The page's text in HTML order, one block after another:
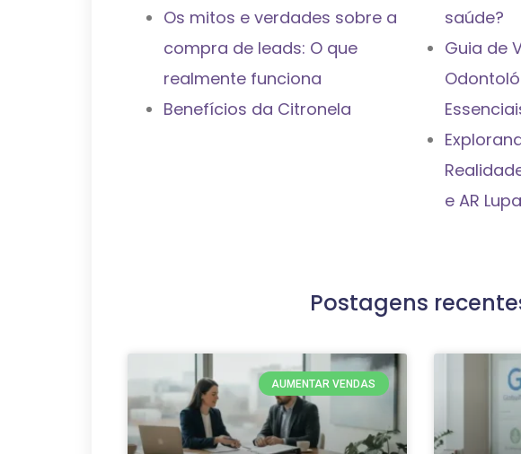
Os mitos e verdades sobre a
compra de leads: O que
realmente funciona
Benefícios da Citronela
saúde?
Guia de
e AR Lupa
Postagens
AUMENTAR VENDAS